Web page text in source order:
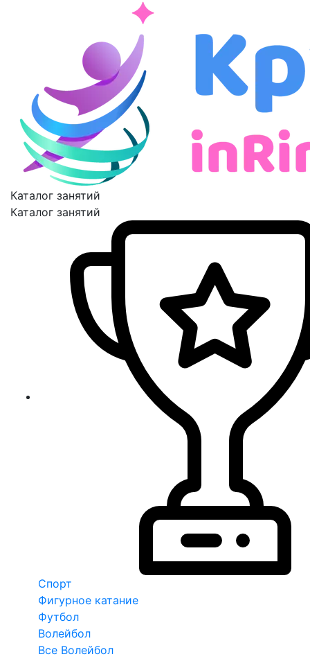
Каталог занятий
Каталог занятий
Спорт
Фигурное катание
Футбол
Волейбол
Все Волейбол